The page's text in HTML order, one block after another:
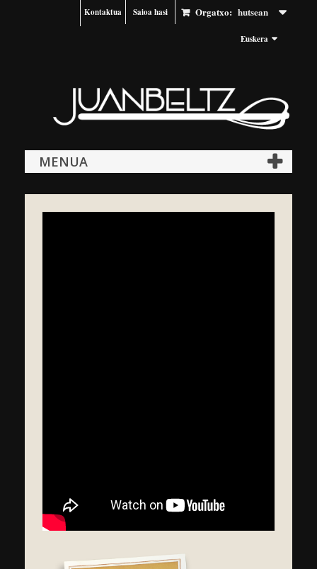
Orgatxo: hutsean
Saioa hasi
Kontaktua
Euskera
MENUA